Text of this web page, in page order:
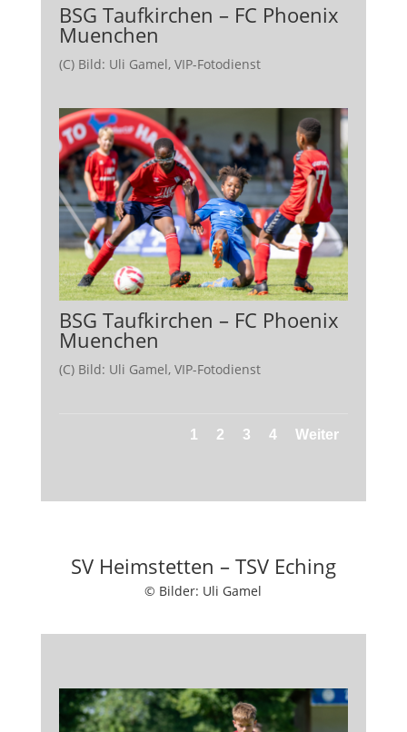
BSG Taufkirchen – FC Phoenix
Muenchen
(C) Bild: Uli Gamel, VIP-Fotodienst
BSG Taufkirchen – FC Phoenix
Muenchen
(C) Bild: Uli Gamel, VIP-Fotodienst
1 2 3 4 Weiter
SV Heimstetten – TSV Eching
© Bilder: Uli Gamel